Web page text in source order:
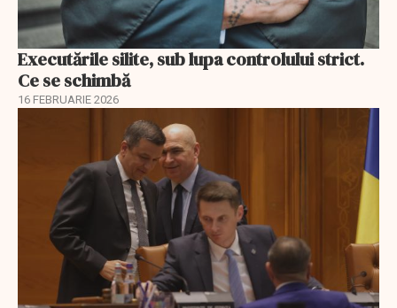
Executările silite, sub lupa controlului strict.
Ce se schimbă
16 FEBRUARIE 2026